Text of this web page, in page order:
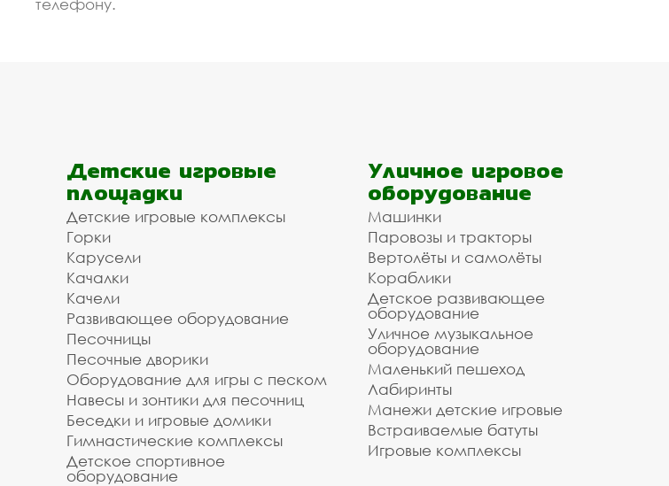
телефону.
Детские игровые
площадки
Детские игровые комплексы
Горки
Карусели
Качалки
Качели
Развивающее оборудование
Песочницы
Песочные дворики
Оборудование для игры с песком
Навесы и зонтики для песочниц
Беседки и игровые домики
Гимнастические комплексы
Детское спортивное
оборудование
Уличное игровое
оборудование
Машинки
Паровозы и тракторы
Вертолёты и самолёты
Кораблики
Детское развивающее
оборудование
Уличное музыкальное
оборудование
Маленький пешеход
Лабиринты
Манежи детские игровые
Встраиваемые батуты
Игровые комплексы